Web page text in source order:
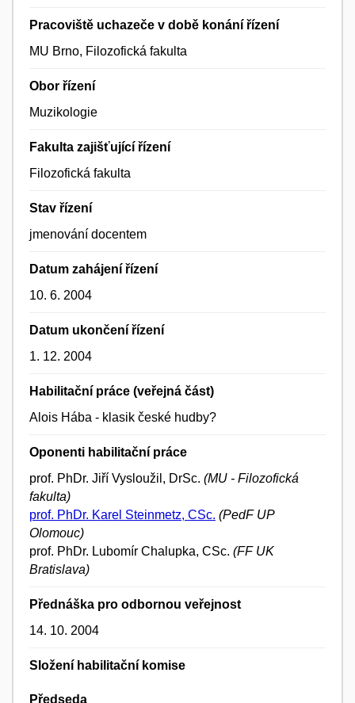
Pracoviště uchazeče v době konání řízení
MU Brno, Filozofická fakulta
Obor řízení
Muzikologie
Fakulta zajišťující řízení
Filozofická fakulta
Stav řízení
jmenování docentem
Datum zahájení řízení
10. 6. 2004
Datum ukončení řízení
1. 12. 2004
Habilitační práce (veřejná část)
Alois Hába - klasik české hudby?
Oponenti habilitační práce
prof. PhDr. Jiří Vysloužil, DrSc. (MU - Filozofická
fakulta)
prof. PhDr. Karel Steinmetz, CSc. (PedF UP
Olomouc)
prof. PhDr. Lubomír Chalupka, CSc. (FF UK
Bratislava)
Přednáška pro odbornou veřejnost
14. 10. 2004
Složení habilitační komise
Předseda